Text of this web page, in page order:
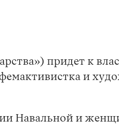
придет к
и
Навальной и